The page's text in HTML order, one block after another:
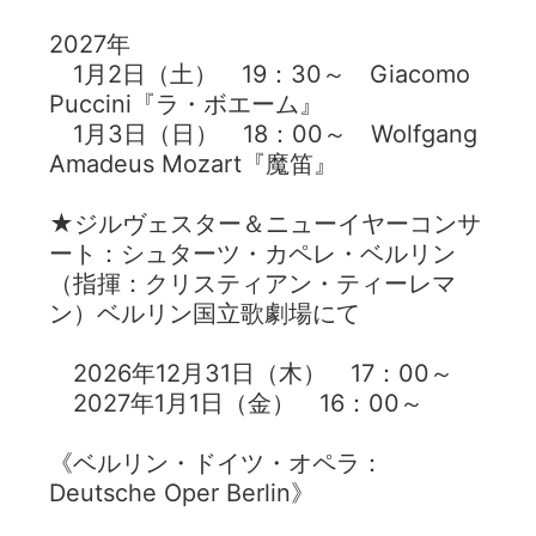
2027年
1月2日（土） 19：30～ Giacomo
Puccini『ラ・ボエーム』
1月3日（日） 18：00～ Wolfgang
Amadeus Mozart『魔笛』
★ジルヴェスター＆ニューイヤーコンサ
ート：シュターツ・カペレ・ベルリン
（指揮：クリスティアン・ティーレマ
ン）ベルリン国立歌劇場にて
2026年12月31日（木） 17：00～
2027年1月1日（金） 16：00～
《ベルリン・ドイツ・オペラ：
Deutsche Oper Berlin》